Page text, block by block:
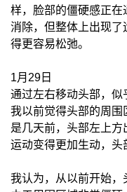
样，脸部的僵硬感正
消除，但整体上出现了
得更容易松弛。
1月29日
通过左右移动头部，似
我以前觉得头部的周围
是几天前，头部左上方
运动变得更加生动，头
我认为，从以前开始